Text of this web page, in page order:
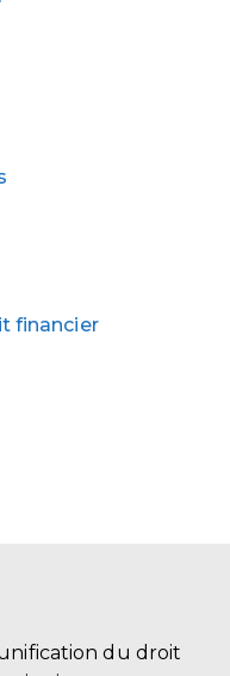
financier
du droit